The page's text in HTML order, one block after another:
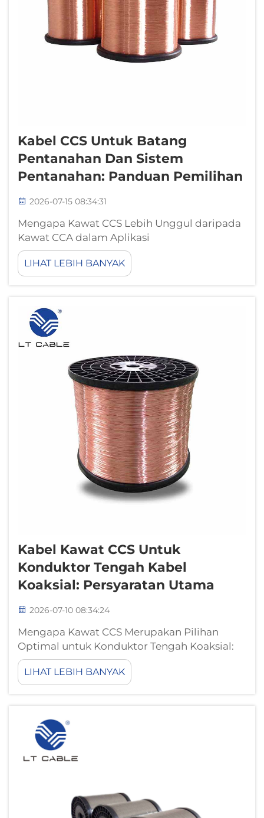
Kabel CCS Untuk Batang
Pentanahan Dan Sistem
Pentanahan: Panduan Pemilihan
2026-07-15 08:34:31
Mengapa Kawat CCS Lebih Unggul daripada
Kawat CCA dalam Aplikasi
PentanahanKeseimbangan konduktivitas-
korosi: Bagaimana CCS memberikan kinerja
jangka panjang yang lebih unggul
konduktor untuk sistem pentanahan
memerlukan lebih dari sekadar konduktivitas
awal—hal ini juga memerlukan...
LIHAT LEBIH BANYAK
Kabel Kawat CCS Untuk
Konduktor Tengah Kabel
Koaksial: Persyaratan Utama
2026-07-10 08:34:24
Mengapa Kawat CCS Merupakan Pilihan
Optimal untuk Konduktor Tengah Koaksial:
Menyeimbangkan Kinerja RF, Biaya, dan
Bobot dengan Kawat CCSKawat berlapis
tembaga-baja (CCS) memberikan kombinasi
efisiensi biaya bahan, dan pengurangan
bobot...
LIHAT LEBIH BANYAK